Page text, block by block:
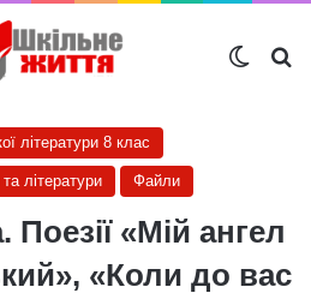
літератури 8 клас
літератури Файли
«Мій ангел
«Коли до вас